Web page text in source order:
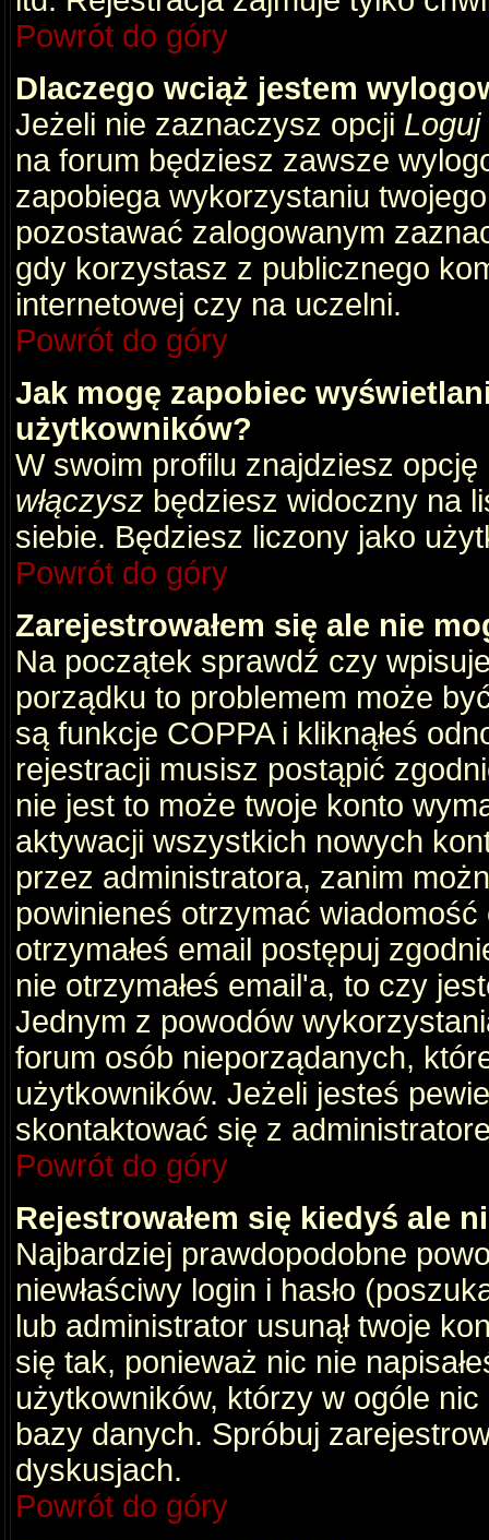
Powrót do góry
Dlaczego wciąż jestem
Jeżeli nie zaznaczysz opcji
na forum będziesz zawsze
zapobiega wykorzystaniu
pozostawać zalogowanym
gdy korzystasz z publicznego
internetowej czy na uczelni.
Powrót do góry
Jak mogę zapobiec
użytkowników?
W swoim profilu znajdziesz opcję
włączysz będziesz widoczny na
siebie. Będziesz liczony jako
Powrót do góry
Zarejestrowałem się ale nie
Na początek sprawdź czy
porządku to problemem może
są funkcje COPPA i kliknąłeś
rejestracji musisz postąpić
nie jest to może twoje konto
aktywacji wszystkich nowych
przez administratora, zanim
powinieneś otrzymać
otrzymałeś email postępuj
nie otrzymałeś email'a, to czy
Jednym z powodów
forum osób nieporządanych,
użytkowników. Jeżeli jesteś
skontaktować się z
Powrót do góry
Rejestrowałem się kiedyś ale
Najbardziej prawdopodobne
niewłaściwy login i hasło
lub administrator usunął twoje
się tak, ponieważ nic nie
użytkowników, którzy w ogóle
bazy danych. Spróbuj
dyskusjach.
Powrót do góry